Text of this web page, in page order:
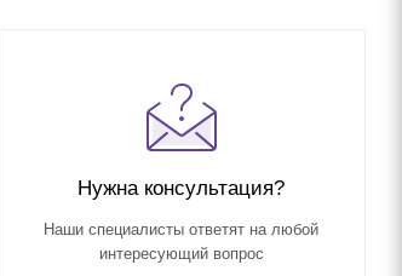
Нужна консультация?
Наши специалисты ответят на любой
интересующий вопрос